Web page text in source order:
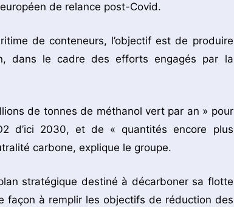
de relance post-Covid.
de conteneurs, l’objectif est de produire
dans le cadre des efforts engagés par la
de tonnes de méthanol vert par an » pour
d’ici 2030, et de « quantités encore plus
carbone, explique le groupe.
stratégique destiné à décarboner sa flotte
façon à remplir les objectifs de réduction des